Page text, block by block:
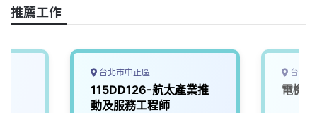
o
k
n
k
推薦工作
台北市中正區
115DD126-航太產業推
動及服務工程師
台南
電機